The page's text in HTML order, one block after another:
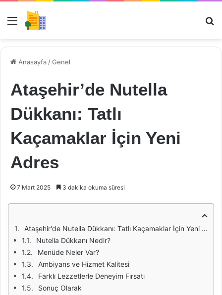
Menü
Anasayfa /Genel
Ataşehir’de Nutella
Dükkanı: Tatlı
Kaçamaklar İçin Yeni
Adres
7 Mart 2025 3 dakika okuma süresi
Ataşehir'de Nutella Dükkanı: Tatlı Kaçamaklar İçin Yeni Adres
Nutella Dükkanı Nedir?
Menüde Neler Var?
Ambiyans ve Hizmet Kalitesi
Farklı Lezzetlerle Deneyim Fırsatı
Sonuç Olarak